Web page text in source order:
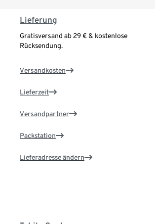
Lieferung
Gratisversand ab 29 € & kostenlose
Rücksendung.
Versandkosten
Lieferzeit
Versandpartner
Packstation
Lieferadresse ändern